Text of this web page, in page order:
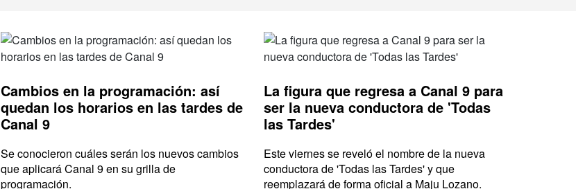
Cambios en la programación: así
quedan los horarios en las tardes de
Canal 9
Se conocieron cuáles serán los nuevos cambios
que aplicará Canal 9 en su grilla de
programación.
La figura que regresa a Canal 9 para
ser la nueva conductora de 'Todas
las Tardes'
Este viernes se reveló el nombre de la nueva
conductora de 'Todas las Tardes' y que
reemplazará de forma oficial a Maju Lozano.